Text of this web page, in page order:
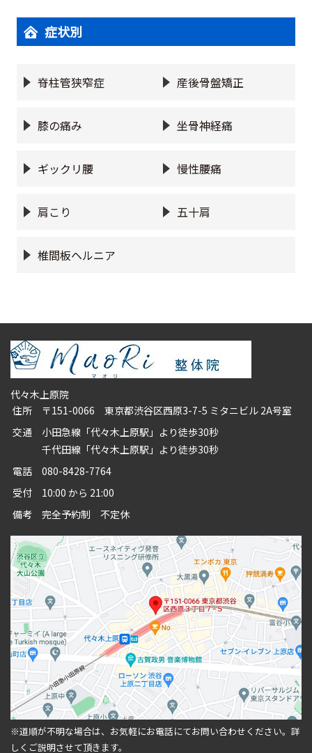
症状別
脊柱管狭窄症 産後骨盤矯正
膝の痛み 坐骨神経痛
ギックリ腰 慢性腰痛
肩こり 五十肩
椎間板ヘルニア
代々木上原院
住所
〒151-0066 東京都渋谷区西原3-7-5 ミタニビル 2A号室
交通
小田急線「代々木上原駅」より徒歩30秒
千代田線「代々木上原駅」より徒歩30秒
電話
080-8428-7764
受付
10:00 から 21:00
備考
完全予約制 不定休
※道順が不明な場合は、お気軽にお電話にてお問い合わせください。 詳
しくご説明させて頂きます。